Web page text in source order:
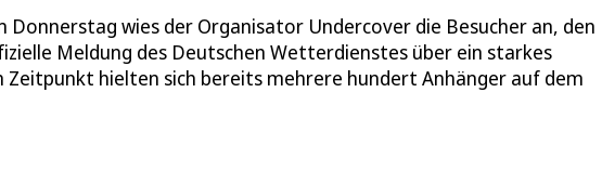
wies der Organisator Undercover die Besucher an, den
Meldung des Deutschen Wetterdienstes über ein starkes
hielten sich bereits mehrere hundert Anhänger auf dem